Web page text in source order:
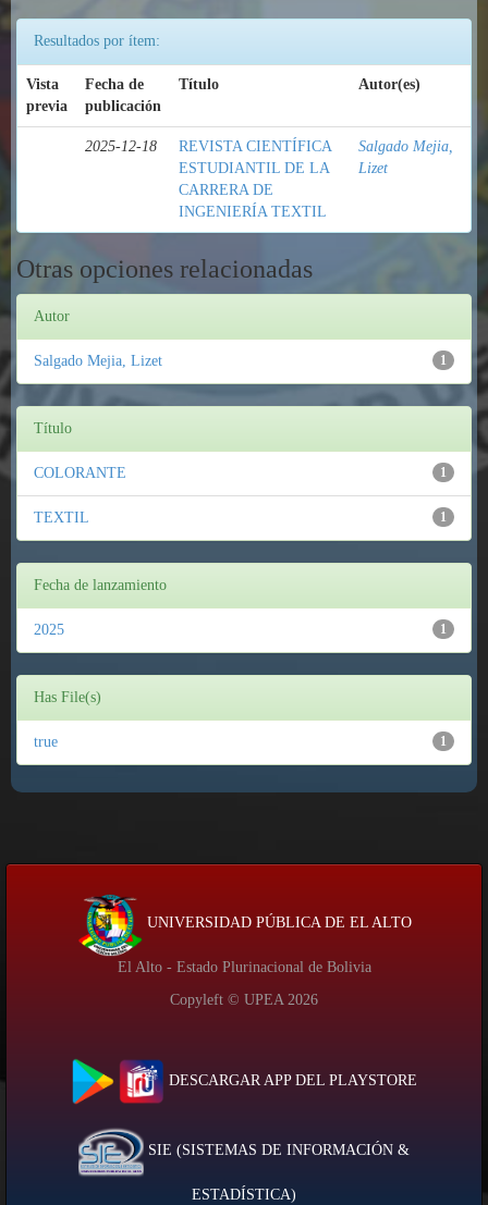
Resultados por ítem:
Vista
previa
Fecha de
publicación
Título Autor(es)
2025-12-18
REVISTA CIENTÍFICA
ESTUDIANTIL DE LA
CARRERA DE
INGENIERÍA TEXTIL
Salgado Mejia,
Lizet
Otras opciones relacionadas
Autor
1
Salgado Mejia, Lizet
Título
1
COLORANTE
1
TEXTIL
Fecha de lanzamiento
1
2025
Has File(s)
1
true
UNIVERSIDAD PÚBLICA DE EL ALTO
El Alto - Estado Plurinacional de Bolivia
Copyleft © UPEA 2026
DESCARGAR APP DEL PLAYSTORE
SIE (SISTEMAS DE INFORMACIÓN &
ESTADÍSTICA)